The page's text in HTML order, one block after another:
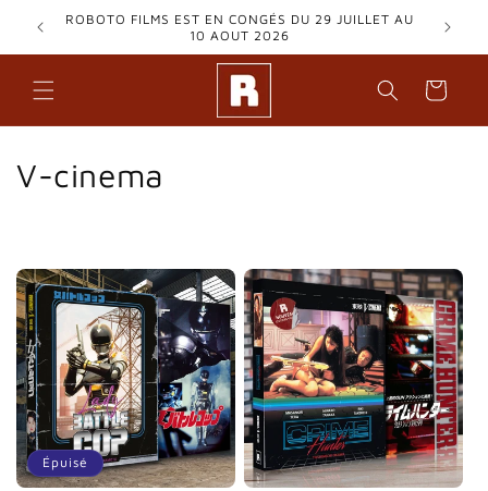
passerROBOTO FILMS EST EN CONGÉS DU 29 JUILLET AU
10 AOUT 2026
Panier
C
l
l
e
c
t
i
V-cinema
Épuisé